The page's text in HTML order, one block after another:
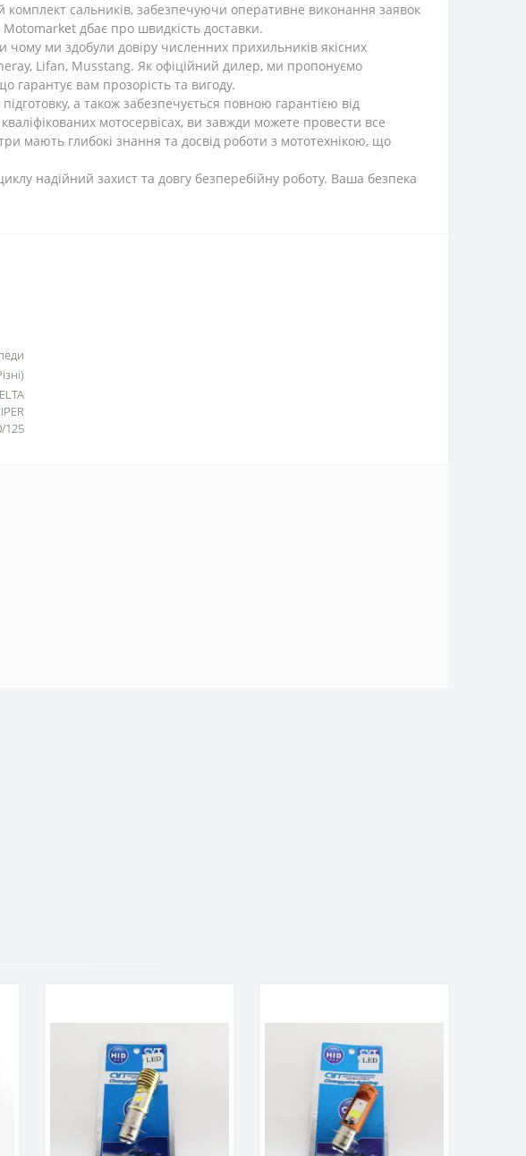
сальників, забезпечуючи оперативне виконання заявок
Motomarket дбає про швидкість доставки.
чому ми здобули довіру численних прихильників якісних
Lifan, Musstang. Як офіційний дилер, ми пропонуємо
гарантує вам прозорість та вигоду.
а також забезпечується повною гарантією від
мотосервісах, ви завжди можете провести все
мають глибокі знання та досвід роботи з мототехнікою, що
надійний захист та довгу безперебійну роботу. Ваша безпека
125